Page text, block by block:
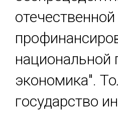
экономика".
государство